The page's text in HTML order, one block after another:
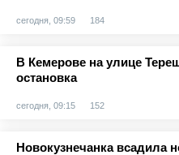
сегодня, 09:59 184
В Кемерове на улице
остановка
сегодня, 09:15 152
Новокузнечанка всадила